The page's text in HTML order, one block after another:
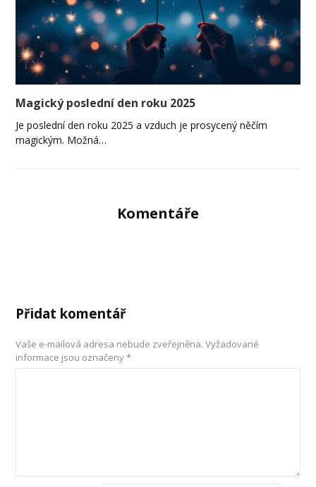
Magický poslední den roku 2025
Je poslední den roku 2025 a vzduch je prosycený něčím
magickým. Možná…
Komentáře
Přidat komentář
Vaše e-mailová adresa nebude zveřejněna. Vyžadované
informace jsou označeny*